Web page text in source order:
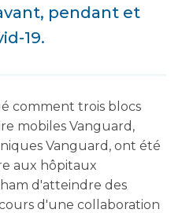
pendant et
19.
comment trois blocs
mobiles Vanguard,
Vanguard, ont été
aux hôpitaux
d'atteindre des
d'une collaboration